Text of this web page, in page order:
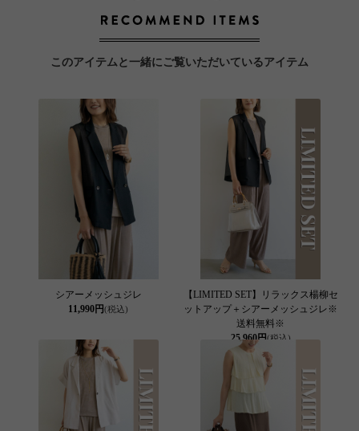
このアイテムと一緒にご覧いただいているアイテム
シアーメッシュジレ
11,990円(税込)
【LIMITED SET】リラックス楊柳セ
ットアップ＋シアーメッシュジレ※
送料無料※
25,960円(税込)